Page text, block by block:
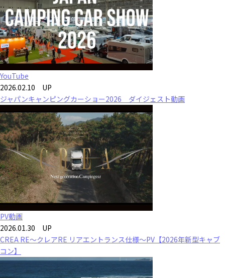
YouTube
2026.02.10 UP
ジャパンキャンピングカーショー2026 ダイジェスト動画
PV動画
2026.01.30 UP
CREA RE～クレアRE リアエントランス仕様～PV【2026年新型キャブ
コン】